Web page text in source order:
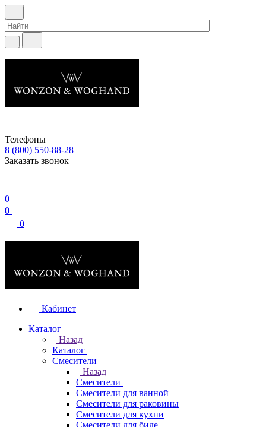
Телефоны
8 (800) 550-88-28
Заказать звонок
0
0
0
Кабинет
Каталог
Назад
Каталог
Смесители
Назад
Смесители
Смесители для ванной
Смесители для раковины
Смесители для кухни
Смесители для биде